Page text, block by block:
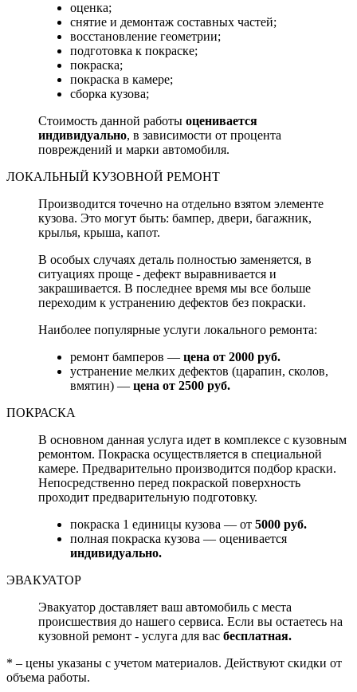
оценка;
снятие и демонтаж составных частей;
восстановление геометрии;
подготовка к покраске;
покраска;
покраска в камере;
сборка кузова;
Стоимость данной работы оценивается
индивидуально, в зависимости от процента
повреждений и марки автомобиля.
ЛОКАЛЬНЫЙ КУЗОВНОЙ РЕМОНТ
Производится точечно на отдельно взятом элементе
кузова. Это могут быть: бампер, двери, багажник,
крылья, крыша, капот.
В особых случаях деталь полностью заменяется, в
ситуациях проще - дефект выравнивается и
закрашивается. В последнее время мы все больше
переходим к устранению дефектов без покраски.
Наиболее популярные услуги локального ремонта:
ремонт бамперов — цена от 2000 руб.
устранение мелких дефектов (царапин, сколов,
вмятин) — цена от 2500 руб.
ПОКРАСКА
В основном данная услуга идет в комплексе с кузовным
ремонтом. Покраска осуществляется в специальной
камере. Предварительно производится подбор краски.
Непосредственно перед покраской поверхность
проходит предварительную подготовку.
покраска 1 единицы кузова — от 5000 руб.
полная покраска кузова — оценивается
индивидуально.
ЭВАКУАТОР
Эвакуатор доставляет ваш автомобиль с места
происшествия до нашего сервиса. Если вы остаетесь на
кузовной ремонт - услуга для вас бесплатная.
* – цены указаны с учетом материалов. Действуют скидки от
объема работы.